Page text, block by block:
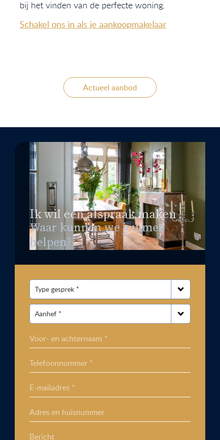
bij het vinden van de perfecte woning.
Schakel ons in als je aankoopmakelaar
Actueel aanbod
Ik wil een afspraak maken
Waar kunnen we jou mee
helpen?
Voor- en achternaam *
Telefoonnummer *
E-mailadres *
Adres en huisnummer
Bericht